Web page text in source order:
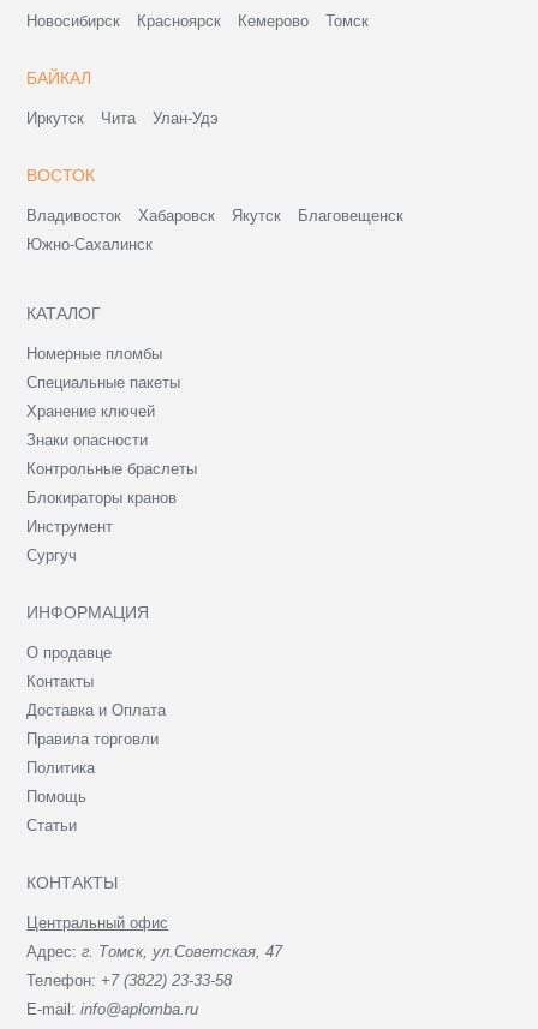
Новосибирск Красноярск Кемерово Томск
БАЙКАЛ
Иркутск Чита Улан-Удэ
ВОСТОК
Владивосток Хабаровск Якутск
Благовещенск
Южно-Сахалинск
КАТАЛОГ
Номерные пломбы
Специальные пакеты
Хранение ключей
Знаки опасности
Контрольные браслеты
Блокираторы кранов
Инструмент
Сургуч
ИНФОРМАЦИЯ
О продавце
Контакты
Доставка и Оплата
Правила торговли
Политика
Помощь
Статьи
КОНТАКТЫ
Центральный офис
Адрес:г. Томск, ул.Советская, 47
Телефон: +7 (3822) 23-33-58
E-mail:info@aplomba.ru